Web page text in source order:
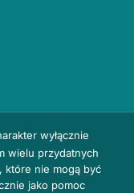
wyłącznie
wielu przydatnych
które nie mogą być
jako pomoc